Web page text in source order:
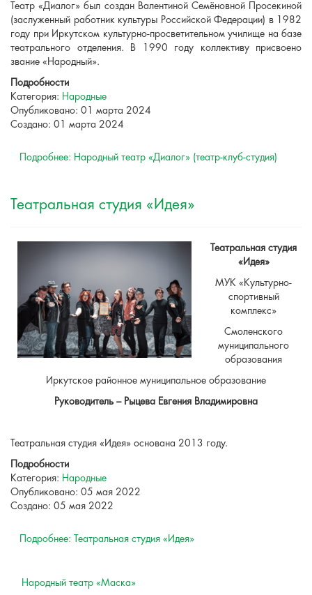
Театр «Диалог» был создан Валентиной Семёновной Просекиной
(заслуженный работник культуры Российской Федерации) в 1982
году при Иркутском культурно-просветительном училище на базе
театрального отделения. В 1990 году коллективу присвоено
звание «Народный».
Подробности
Категория: Народные
Опубликовано: 01 марта 2024
Создано: 01 марта 2024
Подробнее: Народный театр «Диалог» (театр-клуб-студия)
Театральная студия «Идея»
Театральная студия
«Идея»
МУК «Культурно-
спортивный
комплекс»
Смоленского
муниципального
образования
Иркутское районное муниципальное образование
Руководитель – Рыцева Евгения Владимировна
Театральная студия «Идея» основана 2013 году.
Подробности
Категория: Народные
Опубликовано: 05 мая 2022
Создано: 05 мая 2022
Подробнее: Театральная студия «Идея»
Народный театр «Маска»